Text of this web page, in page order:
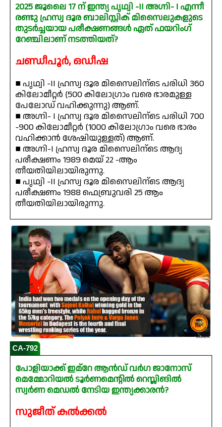
2025 ജൂലൈ 17 ന് ഇന്ത്യ പൃഥ്വി -II അഗ്നി- I എന്നീ
രണ്ടു ഹ്രസ്വ ദൂര ബാലിസ്റ്റിക് മിസൈലുകളുടെ
തുടർച്ചയായ പരീക്ഷണങ്ങൾ ഏത് ഫയറിംഗ്
റേഞ്ചിലാണ് നടത്തിയത്?
ചണ്ഡീപൂർ, ഒഡീഷ
■ പൃഥ്വി -II ഹ്രസ്വ ദൂര മിസൈലിന്ടെ പരിധി 360
കിലോമീറ്റർ (500 കിലോഗ്രാം വരെ ഭാരമുള്ള
പേലോഡ് വഹിക്കുന്നു) ആണ്.
■ അഗ്നി- I ഹ്രസ്വ ദൂര മിസൈലിന്ടെ പരിധി 700
-900 കിലോമീറ്റർ (1000 കിലോഗ്രാം വരെ ഭാരം
വഹിക്കാൻ ശേഷിയുള്ളത്) ആണ്.
■ അഗ്നി-I ഹ്രസ്വ ദൂര മിസൈലിന്ടെ ആദ്യ
പരീക്ഷണം 1989 മെയ് 22 -ആം
തീയതിയിലായിരുന്നു.
■ പൃഥ്വി -II ഹ്രസ്വ ദൂര മിസൈലിന്ടെ ആദ്യ
പരീക്ഷണം 1988 ഫെബ്രുവരി 25 ആം
തീയതിയിലായിരുന്നു.
CA-792
പോളിയാക്ക് ഇമ്റേ ആൻഡ് വർഗ ജാനോസ്
മെമ്മോറിയൽ ടൂർണമെന്റിൽ റെസ്ലിങിൽ
സ്വർണ മെഡൽ നേടിയ ഇന്ത്യക്കാരൻ?
സുജീത് കൽക്കൽ